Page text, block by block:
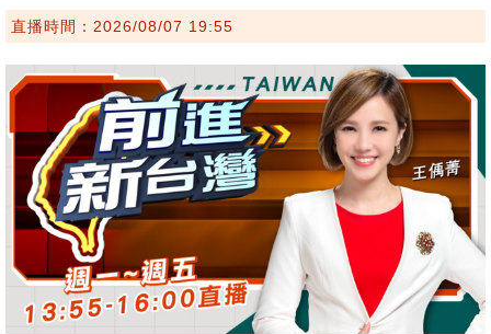
直播時間：2026/08/07 19:55